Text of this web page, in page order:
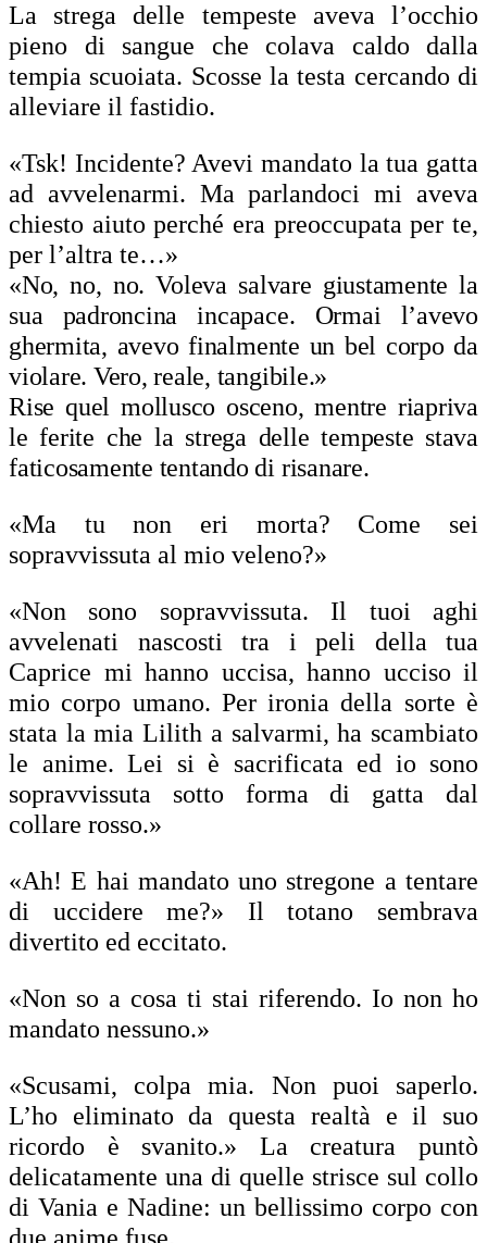
La strega delle tempeste aveva l’occhio
pieno di sangue che colava caldo dalla
tempia scuoiata. Scosse la testa cercando di
alleviare il fastidio.
«Tsk! Incidente? Avevi mandato la tua gatta
ad avvelenarmi. Ma parlandoci mi aveva
chiesto aiuto perché era preoccupata per te,
per l’altra te…»
«No, no, no. Voleva salvare giustamente la
sua padroncina incapace. Ormai l’avevo
ghermita, avevo finalmente un bel corpo da
violare. Vero, reale, tangibile.»
Rise quel mollusco osceno, mentre riapriva
le ferite che la strega delle tempeste stava
faticosamente tentando di risanare.
«Ma tu non eri morta? Come sei
sopravvissuta al mio veleno?»
«Non sono sopravvissuta. Il tuoi aghi
avvelenati nascosti tra i peli della tua
Caprice mi hanno uccisa, hanno ucciso il
mio corpo umano. Per ironia della sorte è
stata la mia Lilith a salvarmi, ha scambiato
le anime. Lei si è sacrificata ed io sono
sopravvissuta sotto forma di gatta dal
collare rosso.»
«Ah! E hai mandato uno stregone a tentare
di uccidere me?» Il totano sembrava
divertito ed eccitato.
«Non so a cosa ti stai riferendo. Io non ho
mandato nessuno.»
«Scusami, colpa mia. Non puoi saperlo.
L’ho eliminato da questa realtà e il suo
ricordo è svanito.» La creatura puntò
delicatamente una di quelle strisce sul collo
di Vania e Nadine: un bellissimo corpo con